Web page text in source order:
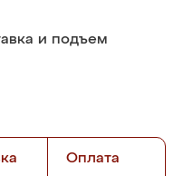
и подъем
Оплата